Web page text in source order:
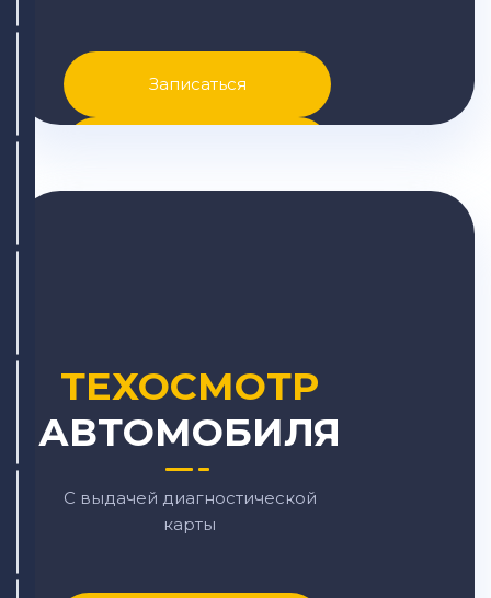
Записаться
ТЕХОСМОТР
АВТОМОБИЛЯ
С выдачей диагностической
карты